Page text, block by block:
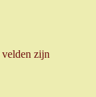
velden zijn